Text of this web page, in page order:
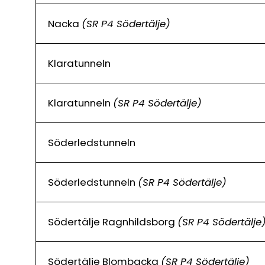
Nacka (SR P4 Södertälje)
Klaratunneln
Klaratunneln (SR P4 Södertälje)
Söderledstunneln
Söderledstunneln (SR P4 Södertälje)
Södertälje Ragnhildsborg (SR P4
Södertälje Blombacka (SR P4 Södertälje)